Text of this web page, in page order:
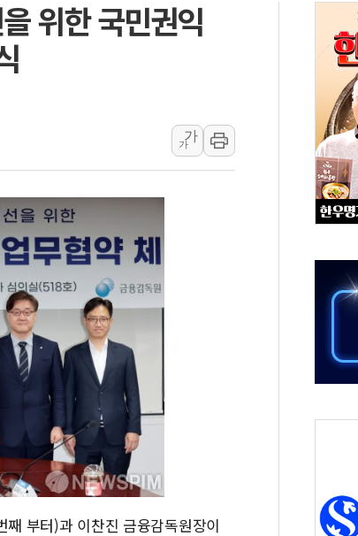
동해시, 11~14일 '별똥별 멍' 운영…페르
강원 중·남부 동해안 시간당 50mm 이상
청양 밭에서 일하던 90대 숨져…온열질환
폭염에 車 운전면허 기능시험 오전 집중
李대통령, 'ISA·주가누르기 방지법' 전면
'호우 특보' 경북 울진 시간당 20~30mm
주말 무더위·열대야 지속…내륙 곳곳 소
오세훈 "용산공원 주택 검토, 민주당 스
충북 주말 무더위 지속…청주·진천 35도,
10월 보완수사권 폐지·공소청 출범…피해
한상협, 업계 개인정보 보안 새판 짠다…'
위한 국민권익
가
가
부터)과 이찬진 금융감독원장이